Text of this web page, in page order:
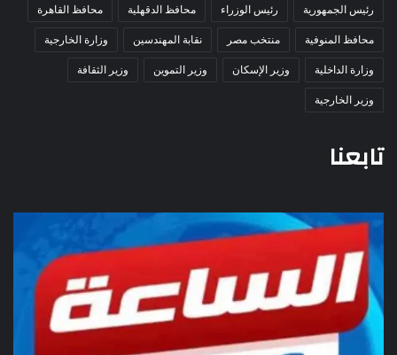
رئيس الجمهورية
رئيس الوزراء محافظ الدقهلية
محافظ القاهرة
محافظ المنوفية
منتخب مصر نقابة المهندسين
وزارة الخارجية
وزارة الداخلية
وزير الإسكان وزير التموين
وزير الثقافة
وزير الخارجية
تابعنا